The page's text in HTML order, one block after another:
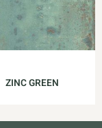
ZINC GREEN